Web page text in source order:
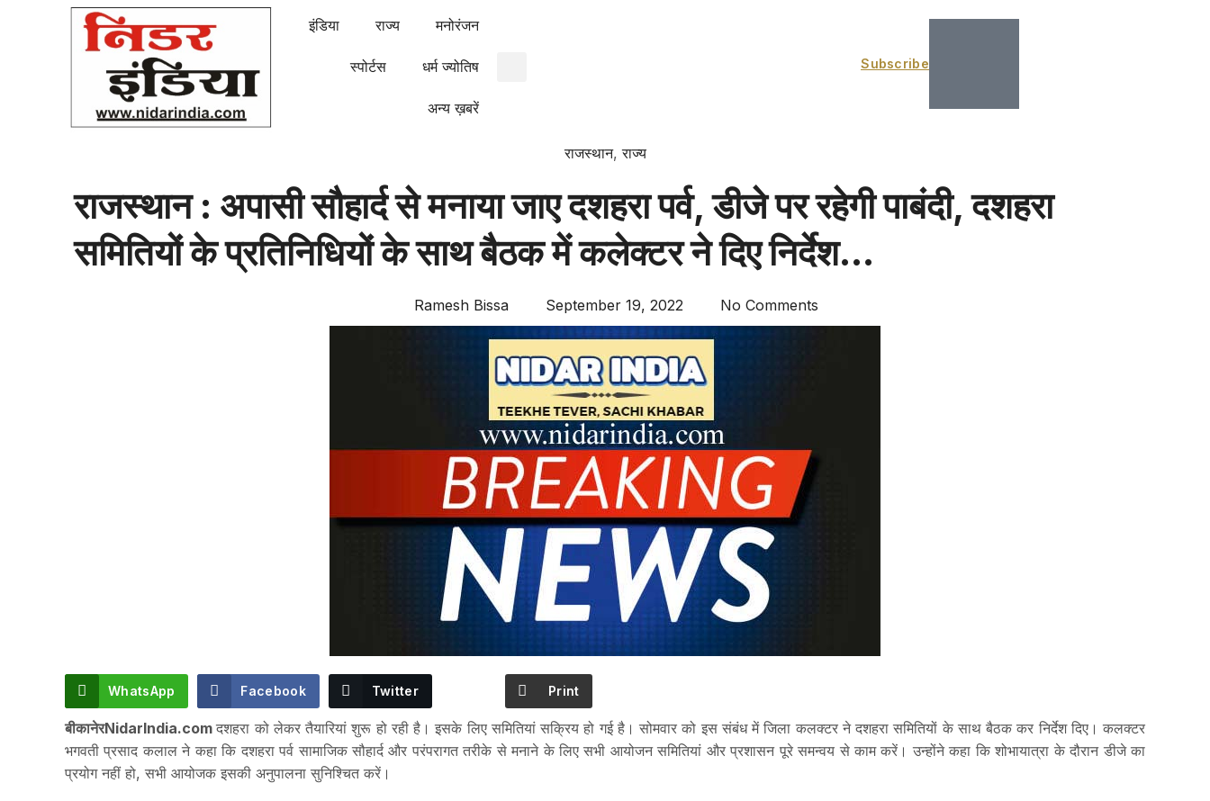
इंडिया राज्य मनोरंजन
स्पोर्टस धर्म ज्योतिष
अन्य ख़बरें
Subscribe
राजस्थान,राज्य
राजस्थान : अपासी सौहार्द से मनाया जाए दशहरा पर्व, डीजे पर रहेगी पाबंदी, दशहरा
समितियों के प्रतिनिधियों के साथ बैठक में कलेक्टर ने दिए निर्देश…
Ramesh Bissa September 19, 2022 No Comments
WhatsApp Facebook Twitter Print
बीकानेरNidarIndia.comदशहरा को लेकर तैयारियां शुरू हो रही है। इसके लिए समितियां सक्रिय हो गई है। सोमवार को इस संबंध में जिला कलक्टर ने दशहरा समितियों के साथ बैठक कर निर्देश दिए। कलक्टर
भगवती प्रसाद कलाल ने कहा कि दशहरा पर्व सामाजिक सौहार्द और परंपरागत तरीके से मनाने के लिए सभी आयोजन समितियां और प्रशासन पूरे समन्वय से काम करें। उन्होंने कहा कि शोभायात्रा के दौरान डीजे का
प्रयोग नहीं हो, सभी आयोजक इसकी अनुपालना सुनिश्चित करें।